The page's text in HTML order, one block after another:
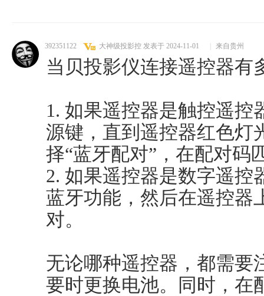
392351122 大神级投影控 发表于 2024-11-01 来自贵州
当贝投影仪连接遥控器有
1. 如果遥控器是触控遥控
源键，直到遥控器红色灯
择“蓝牙配对”，在配对码
2. 如果遥控器是数字遥控
蓝牙功能，然后在遥控器
对。
无论哪种遥控器，都需要
要时更换电池。同时，在